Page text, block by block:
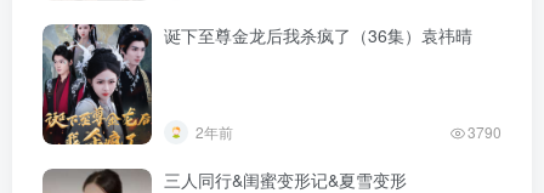
诞下至尊金龙后我杀疯了（36集）袁祎晴
2年前 3790
三人同行&闺蜜变形记&夏雪变形